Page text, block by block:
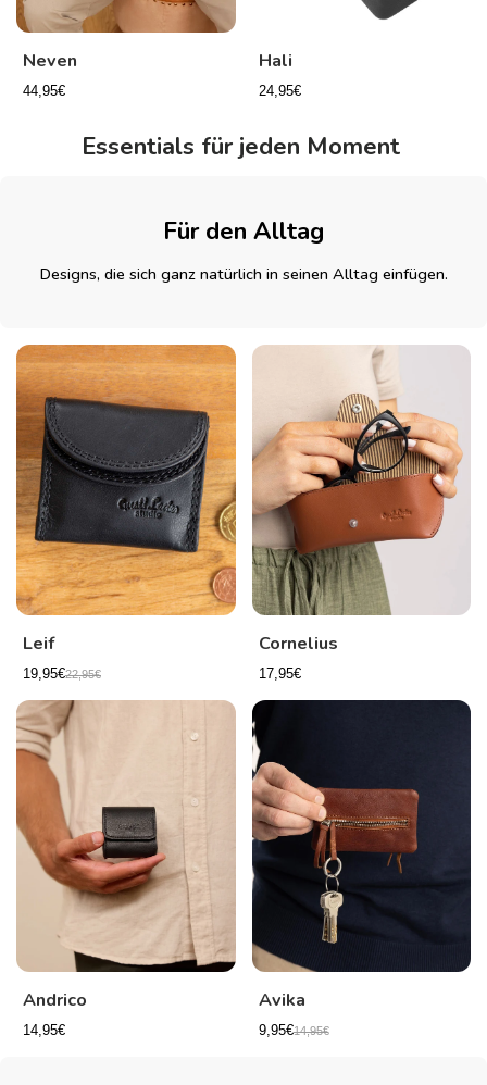
Neven
44,95€
Hali
24,95€
Essentials für jeden Moment
Für den Alltag
Designs, die sich ganz natürlich in seinen Alltag einfügen.
Leif
19,95€22,95€
Cornelius
17,95€
Andrico
14,95€
Avika
9,95€14,95€